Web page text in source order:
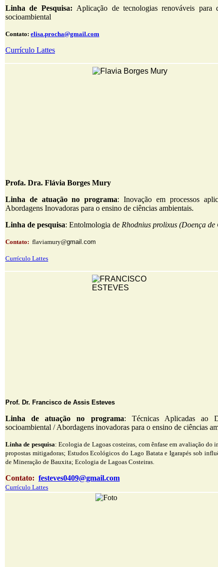
Linha de Pesquisa: Aplicação de tecnologias renováveis para
socioambiental
Contato: elisa.procha@gmail.com
Currículo Lattes
Profa. Dra. Flávia Borges Mury
Linha de atuação no programa: Inovação em processos
Abordagens Inovadoras para o ensino de ciências ambientais.
Linha de pesquisa: Entolmologia de Rhodnius prolixus (Doença de
Contato: flaviamury@gmail.com
Currículo Lattes
Prof. Dr. Francisco de Assis Esteves
Linha de atuação no programa: Técnicas Aplicadas ao
socioambiental / Abordagens inovadoras para o ensino de ciências
Linha de pesquisa: Ecologia de Lagoas costeiras, com ênfase em avaliação do
propostas mitigadoras; Estudos Ecológicos do Lago Batata e Igarapés sob
de Mineração de Bauxita; Ecologia de Lagoas Costeiras.
Contato: festeves0409@gmail.com
Currículo Lattes